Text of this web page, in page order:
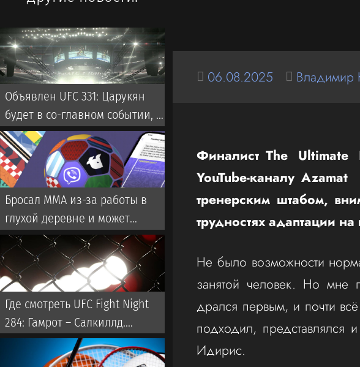
06.08.2025 Владимир
Финалист The
YouTube-каналу
тренерским штабом,
трудностях адаптации
Не было возможности
занятой человек. Но мне
дрался первым, и почти
подходил, представлялся
Идирис.
Объявлен UFC 331: Царукян
будет в со-главном событии, но
не против Оливейры
Бросал ММА из-за работы в
глухой деревне и может
выбить казахстанца из UFC. Что
за боец?
Где смотреть UFC Fight Night
284: Гамрот – Салкиллд.
Сохранит ли казахстанец Дияр
Нургожай место в UFC?